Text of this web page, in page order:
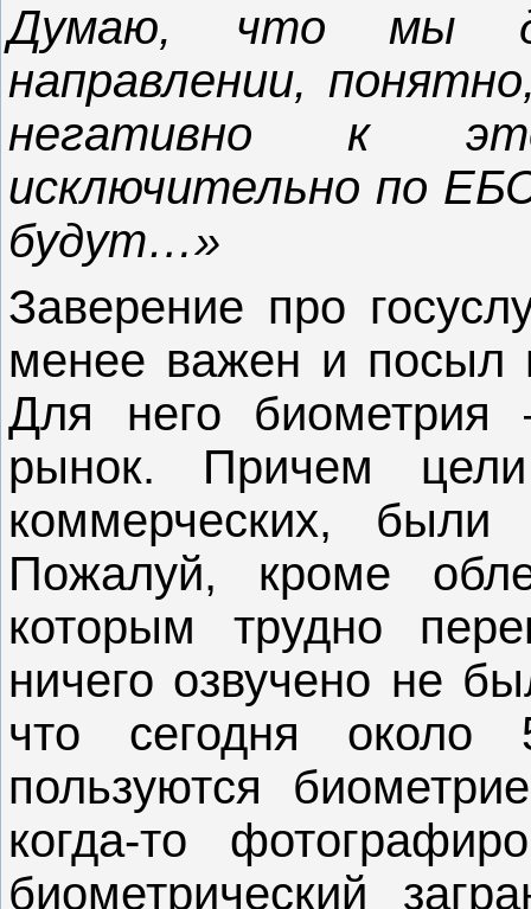
Думаю, что мы
направлении,
негативно к
исключительно по
будут…»
Заверение про
менее важен и посыл
Для него биометрия
рынок. Причем
коммерческих, были
Пожалуй, кроме
которым трудно
ничего озвучено не
что сегодня
пользуются
когда-то
биометрический